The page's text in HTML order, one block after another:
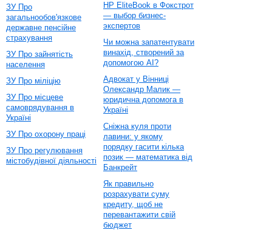
ЗУ Про
загальнообов'язкове
державне пенсійне
страхування
ЗУ Про зайнятість
населення
ЗУ Про міліцію
ЗУ Про місцеве
самоврядування в
Україні
ЗУ Про охорону праці
ЗУ Про регулювання
містобудівної діяльності
HP EliteBook в Фокстрот
— выбор бизнес-
экспертов
Чи можна запатентувати
винахід, створений за
допомогою AI?
Адвокат у Вінниці
Олександр Малик —
юридична допомога в
Україні
Сніжна куля проти
лавини: у якому
порядку гасити кілька
позик — математика від
Банкрейт
Як правильно
розрахувати суму
кредиту, щоб не
перевантажити свій
бюджет